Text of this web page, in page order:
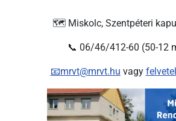
🗺️ Miskolc, Szentpéteri
📞 06/46/412-60 (50-12
📧mrvt@mrvt.hu vagy